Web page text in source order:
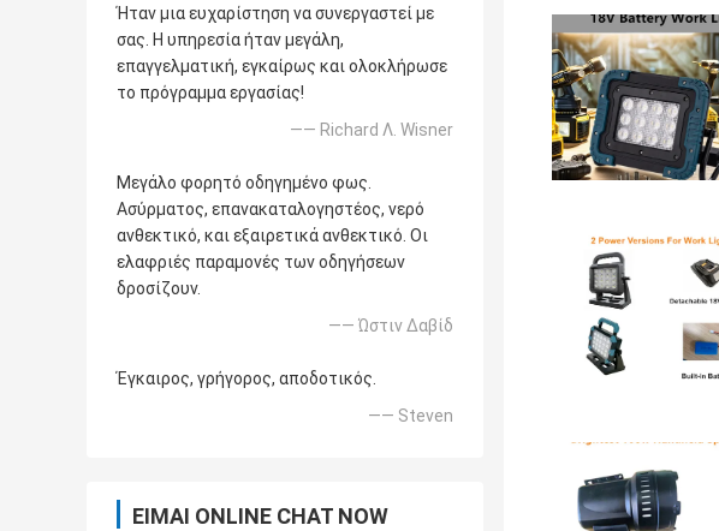
Ήταν μια ευχαρίστηση να συνεργαστεί με
σας. Η υπηρεσία ήταν μεγάλη,
επαγγελματική, εγκαίρως και ολοκλήρωσε
το πρόγραμμα εργασίας!
—— Richard Λ. Wisner
Μεγάλο φορητό οδηγημένο φως.
Ασύρματος, επανακαταλογηστέος, νερό
ανθεκτικό, και εξαιρετικά ανθεκτικό. Οι
ελαφριές παραμονές των οδηγήσεων
δροσίζουν.
—— Ώστιν Δαβίδ
Έγκαιρος, γρήγορος, αποδοτικός.
—— Steven
ΕΊΜΑΙ ONLINE CHAT NOW